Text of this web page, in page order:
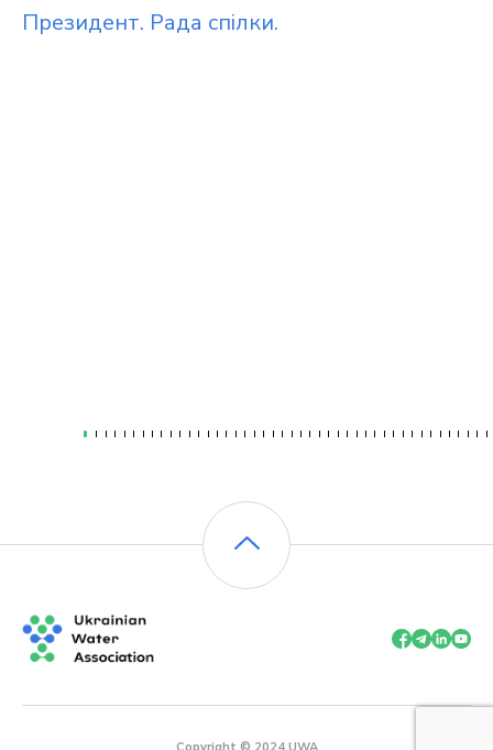
Президент. Рада спілки.